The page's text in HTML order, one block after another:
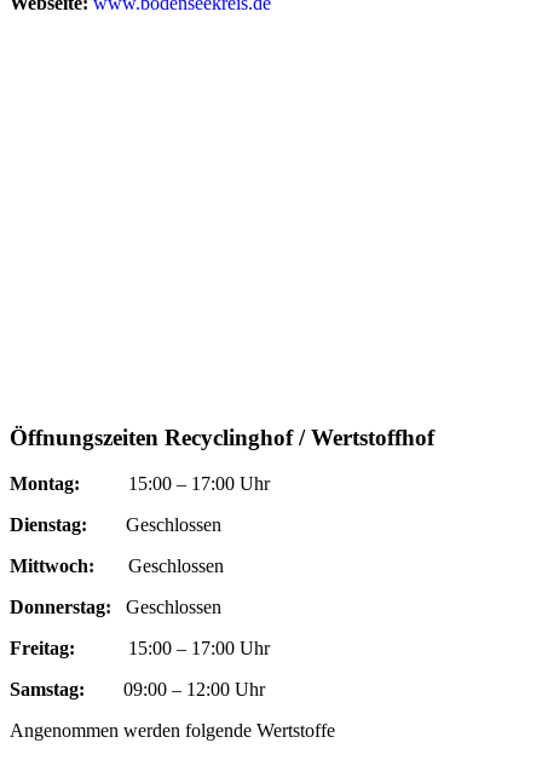
Öffnungszeiten Recyclinghof / Wertstoffhof
Montag: 15:00 – 17:00 Uhr
Dienstag: Geschlossen
Mittwoch: Geschlossen
Donnerstag: Geschlossen
Freitag: 15:00 – 17:00 Uhr
Samstag:
09:00 – 12:00 Uhr
Angenommen werden folgende Wertstoffe